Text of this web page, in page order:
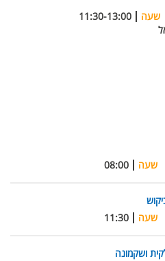
שעה
11:30-13:00
שעה 08:00
שעה 11:30
ושקמונה